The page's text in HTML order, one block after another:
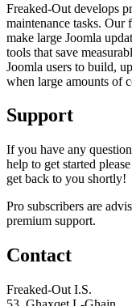
Freaked-Out develops
maintenance tasks. Our
make large Joomla
tools that save
Joomla users to build,
when large amounts of
Support
If you have any
help to get started
get back to you shortly!
Pro subscribers are
premium support.
Contact
Freaked-Out I.S.